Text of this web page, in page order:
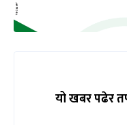
यो खबर पढेर